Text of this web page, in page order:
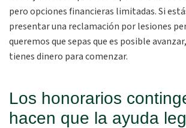
pero opciones financieras limitadas. Si
presentar una reclamación por lesiones
queremos que sepas que es posible
tienes dinero para comenzar.
Los honorarios
hacen que la ayuda